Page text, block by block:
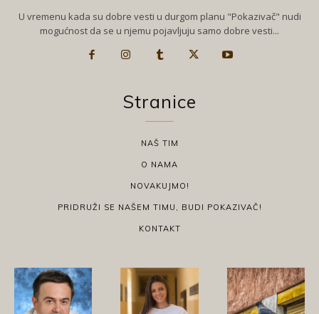
U vremenu kada su dobre vesti u durgom planu "Pokazivač" nudi
mogućnost da se u njemu pojavljuju samo dobre vesti...
Stranice
NAŠ TIM
O NAMA
NOVAKUJMO!
PRIDRUŽI SE NAŠEM TIMU, BUDI POKAZIVAČ!
KONTAKT